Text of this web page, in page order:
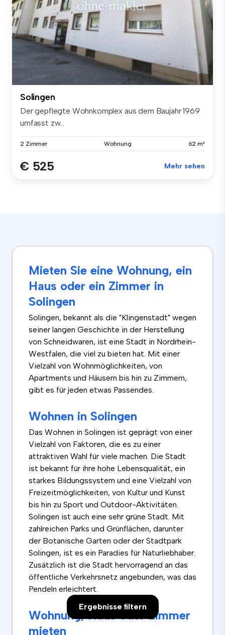
Ergebnisse filtern
Solingen
Der gepflegte Wohnkomplex aus dem Baujahr 1969
umfasst zw...
2 Zimmer Wohnung 62 m²
€ 525 Mehr sehen
Mieten Sie eine Wohnung, ein
Haus oder ein Zimmer in
Solingen
Solingen, bekannt als die "Klingenstadt" wegen
seiner langen Geschichte in der Herstellung
von Schneidwaren, ist eine Stadt in Nordrhein-
Westfalen, die viel zu bieten hat. Mit einer
Vielzahl von Wohnmöglichkeiten, von
Apartments und Häusern bis hin zu Zimmern,
gibt es für jeden etwas Passendes.
Wohnen in Solingen
Das Wohnen in Solingen ist geprägt von einer
Vielzahl von Faktoren, die es zu einer
attraktiven Wahl für viele machen. Die Stadt
ist bekannt für ihre hohe Lebensqualität, ein
starkes Bildungssystem und eine Vielzahl von
Freizeitmöglichkeiten, von Kultur und Kunst
bis hin zu Sport und Outdoor-Aktivitäten.
Solingen ist auch eine sehr grüne Stadt. Mit
zahlreichen Parks und Grünflächen, darunter
der Botanische Garten oder der Stadtpark
Solingen, ist es ein Paradies für Naturliebhaber.
Zusätzlich ist die Stadt hervorragend an das
öffentliche Verkehrsnetz angebunden, was das
Pendeln erleichtert.
Wohnung, Haus oder Zimmer
mieten